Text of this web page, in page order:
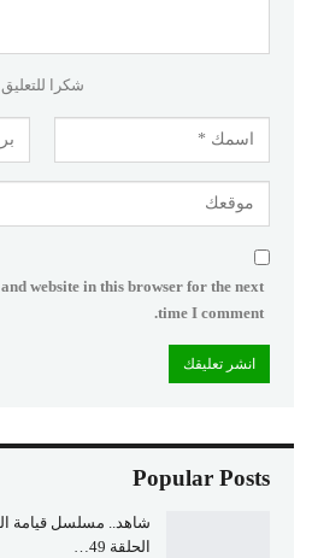
شكرا للتعليق
website in this browser for the next
time I comment.
Popular Posts
شاهد.. مسلسل قيامة
الحلقة 49…